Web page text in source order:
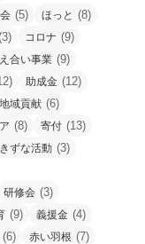
(5) ほっと (8)
コロナ (9)
合い事業 (9)
助成金 (12)
地域貢献 (6)
(8) 寄付 (13)
ずな活動 (3)
研修会 (3)
(9) 義援金 (4)
(6) 赤い羽根 (7)